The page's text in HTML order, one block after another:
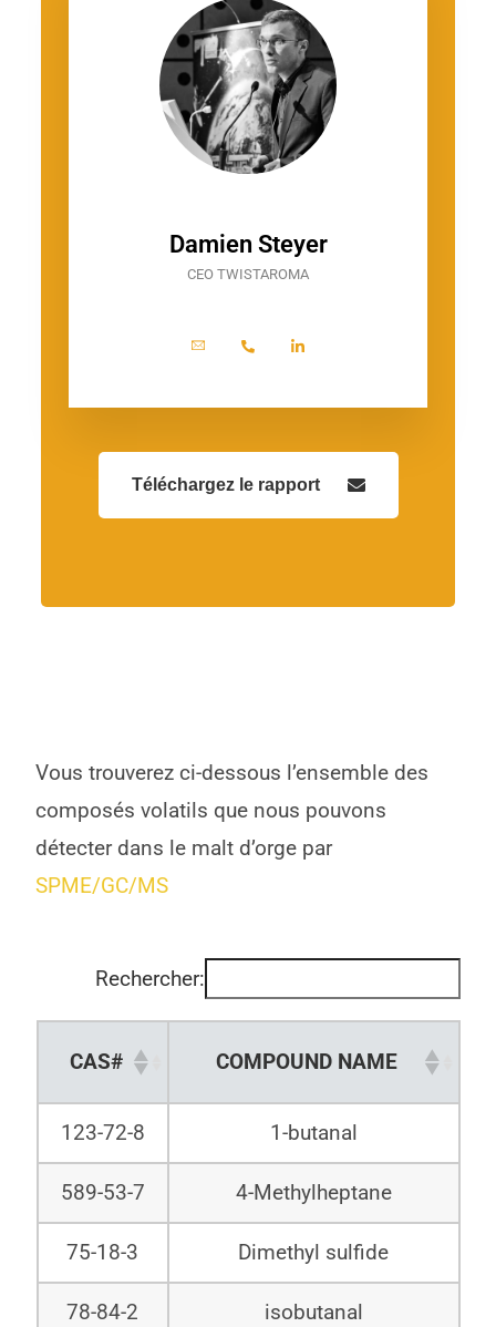
Damien Steyer
CEO TWISTAROMA
Téléchargez le rapport
Vous trouverez ci-dessous l’ensemble des
composés volatils que nous pouvons
détecter dans le malt d’orge par
SPME/GC/MS
Rechercher:
CAS# COMPOUND NAME
123-72-8 1-butanal
589-53-7 4-Methylheptane
75-18-3 Dimethyl sulfide
78-84-2 isobutanal